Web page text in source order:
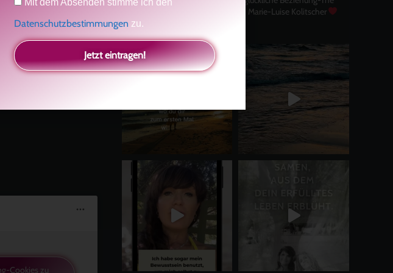
möchte
noch mehr zu
kleine Auszeit
Cookies zu
Asha und Marie-Luise Kolitscher
Mit dem Absenden stimme ich den
Datenschutzbestimmungen zu.
Jetzt eintragen!